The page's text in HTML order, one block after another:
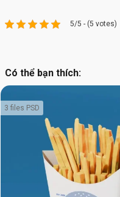
5/5 - (5 votes)
Có thể bạn thích:
3 files PSD